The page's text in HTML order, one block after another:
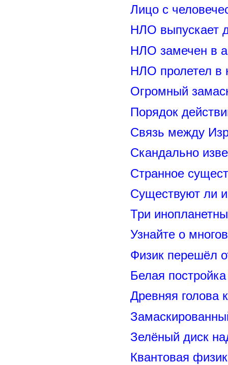
Лицо с
НЛО выпускает
НЛО замечен в
НЛО пролетел в
Огромный
Порядок
Связь между
Скандально
Странное
Существуют ли
Три
Узнайте о
Физик перешёл
Белая
Древняя голова
Зелёный диск
Квантовая